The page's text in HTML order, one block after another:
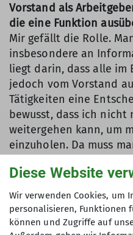
Vorstand als
die eine Funktion
Mir gefällt die Rolle.
insbesondere an
liegt darin, dass alle im
jedoch vom Vorstand
Tätigkeiten eine
bewusst, dass ich nicht
weitergehen kann, um
einzuholen. Da muss
Seite des Ganzen,
einer Vollmacht oder
dieser Hinsicht wird
herausstellen, in
Diese Website
Wir verwenden Cookies, um
personalisieren, Funktionen
können und Zugriffe auf